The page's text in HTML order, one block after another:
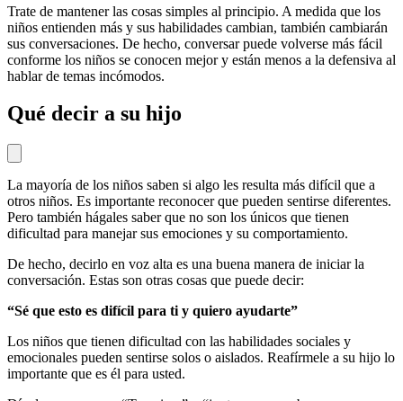
Trate de mantener las cosas simples al principio. A medida que los
niños entienden más y sus habilidades cambian, también cambiarán
sus conversaciones. De hecho, conversar puede volverse más fácil
conforme los niños se conocen mejor y están menos a la defensiva al
hablar de temas incómodos.
Qué decir a su hijo
La mayoría de los niños saben si algo les resulta más difícil que a
otros niños. Es importante reconocer que pueden sentirse diferentes.
Pero también hágales saber que no son los únicos que tienen
dificultad para manejar sus emociones y su comportamiento.
De hecho, decirlo en voz alta es una buena manera de iniciar la
conversación. Estas son otras cosas que puede decir:
“Sé que esto es difícil para ti y quiero ayudarte”
Los niños que tienen dificultad con las habilidades sociales y
emocionales pueden sentirse solos o aislados. Reafírmele a su hijo lo
importante que es él para usted.